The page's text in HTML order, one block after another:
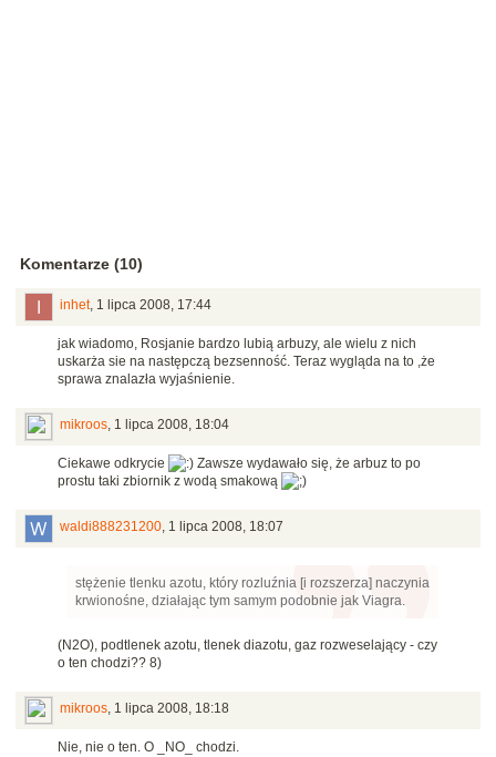
Komentarze (10)
inhet, 1 lipca 2008, 17:44
jak wiadomo, Rosjanie bardzo lubią arbuzy, ale wielu z nich
uskarża sie na następczą bezsenność. Teraz wygląda na to ,że
sprawa znalazła wyjaśnienie.
mikroos, 1 lipca 2008, 18:04
Ciekawe odkrycie
Zawsze wydawało się, że arbuz to po
prostu taki zbiornik z wodą smakową
waldi888231200, 1 lipca 2008, 18:07
stężenie tlenku azotu, który rozluźnia [i rozszerza] naczynia
krwionośne, działając tym samym podobnie jak Viagra.
(N2O), podtlenek azotu, tlenek diazotu, gaz rozweselający - czy
o ten chodzi?? 8)
mikroos, 1 lipca 2008, 18:18
Nie, nie o ten. O _NO_ chodzi.